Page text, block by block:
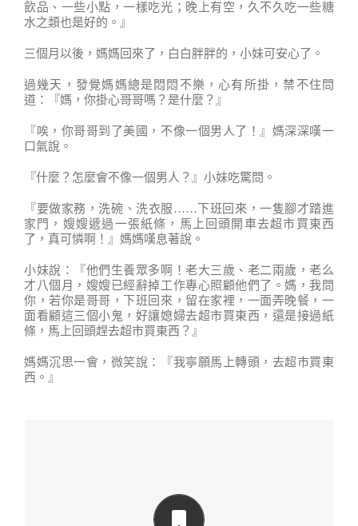
飲品、一些小點，一樣吃光；晚上有空，久不久吃一些糖
水之類也是好的。』
三個月以後，媽媽回來了，白白胖胖的，小妹可安心了。
過幾天，發覺媽媽總是悶悶不樂，心有所掛，禁不住問
道：『媽，你掛心哥哥嗎？是什麼？』
『唉，你哥哥到了美國，不像一個男人了！』媽深深嘆一
口氣說。
『什麼？怎麼會不像一個男人？』小妹吃驚問。
『要做家務，洗碗、洗衣服……下班回來，一隻腳才踏進
家門，嫂嫂遞過一張紙條，馬上回頭開車去超市買東西
了，真可憐啊！』媽媽嘆息著說。
小妹說：『他們生養眾多啊！老大三歲、老二兩歲，老么
才八個月，嫂嫂已經辭掉工作專心照顧他們了。媽，我問
你，若你是哥哥，下班回來，留在家裡，一面弄晚餐，一
面看顧這三個小鬼，好讓媳婦去超市買東西，還是接過紙
條，馬上回頭趕去超市買東西？』
媽媽沉思一會，微笑說：『我寧願馬上轉頭，去超市買東
西。』
凡；